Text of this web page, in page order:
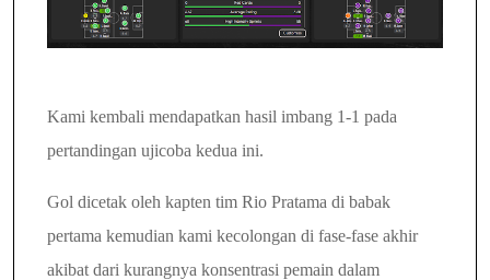
Kami kembali mendapatkan hasil imbang 1-1 pada
pertandingan ujicoba kedua ini.
Gol dicetak oleh kapten tim Rio Pratama di babak
pertama kemudian kami kecolongan di fase-fase akhir
akibat dari kurangnya konsentrasi pemain dalam